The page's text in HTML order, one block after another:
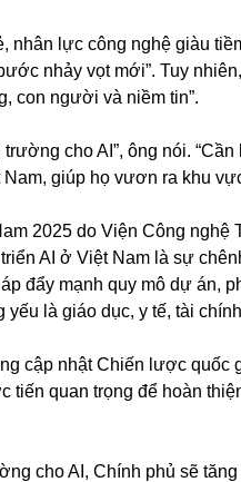
nhân lực công nghệ giàu
nhảy vọt mới”. Tuy
con người và niềm tin”.
trường cho AI”, ông nói.
giúp họ vươn ra khu
2025 do Viện Công
triển AI ở Việt Nam là sự
đẩy mạnh quy mô dự án,
yếu là giáo dục, y tế, tài
cập nhật Chiến lược quốc
quan trọng để hoàn
cho AI, Chính phủ sẽ